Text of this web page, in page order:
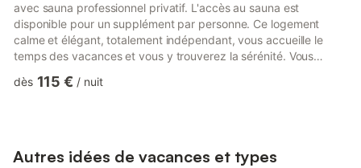
avec sauna professionnel privatif. L'accès au sauna est
disponible pour un supplément par personne. Ce logement
calme et élégant, totalement indépendant, vous accueille le
temps des vacances et vous y trouverez la sérénité. Vous
idéal pour une famille ou 2 couples. Le gîte dispose de 2
entièremen...
dès 115 € / nuit
Autres idées de vacances et types